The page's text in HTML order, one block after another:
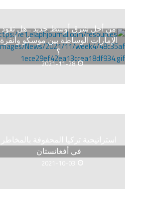
من أجل شرق أوسط جديد ..هل تقود
الإمارات الوساطة بين موسكو وأنقرة
؟
2021-11-28
استراتيجية تركيا المحفوفة بالمخاطر
في أفغانستان
2021-10-03